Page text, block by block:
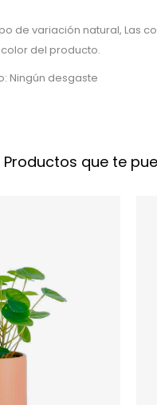
de variación natural, Las
del producto.
Ningún desgaste
Productos que te